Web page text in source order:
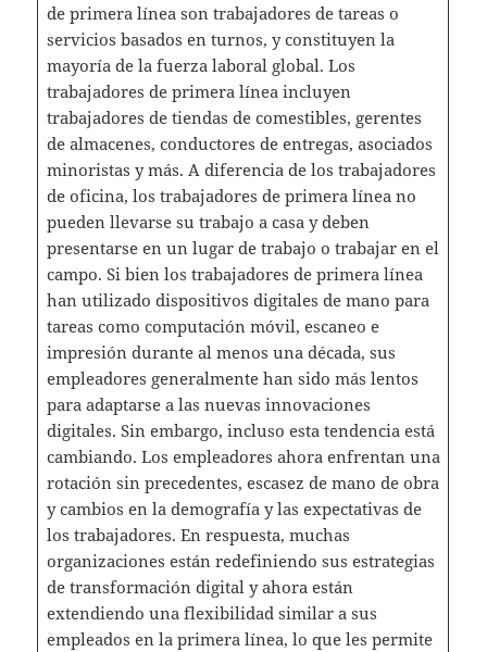
de primera línea son trabajadores de tareas o
servicios basados en turnos, y constituyen la
mayoría de la fuerza laboral global. Los
trabajadores de primera línea incluyen
trabajadores de tiendas de comestibles, gerentes
de almacenes, conductores de entregas, asociados
minoristas y más. A diferencia de los trabajadores
de oficina, los trabajadores de primera línea no
pueden llevarse su trabajo a casa y deben
presentarse en un lugar de trabajo o trabajar en el
campo. Si bien los trabajadores de primera línea
han utilizado dispositivos digitales de mano para
tareas como computación móvil, escaneo e
impresión durante al menos una década, sus
empleadores generalmente han sido más lentos
para adaptarse a las nuevas innovaciones
digitales. Sin embargo, incluso esta tendencia está
cambiando. Los empleadores ahora enfrentan una
rotación sin precedentes, escasez de mano de obra
y cambios en la demografía y las expectativas de
los trabajadores. En respuesta, muchas
organizaciones están redefiniendo sus estrategias
de transformación digital y ahora están
extendiendo una flexibilidad similar a sus
empleados en la primera línea, lo que les permite